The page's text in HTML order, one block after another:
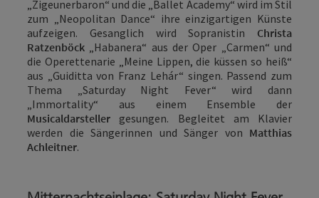
„Zigeunerbaron“ und die „Ballet Academy“ wird im Stil
zum „Neopolitan Dance“ ihre einzigartigen Künste
aufzeigen. Gesanglich wird Sopranistin Christa
Ratzenböck „Habanera“ aus der Oper „Carmen“ und
die Operettenarie „Meine Lippen, die küssen so heiß“
aus „Guiditta von Franz Lehár“ singen. Passend zum
Thema „Saturday Night Fever“ wird dann
„Immortality“ aus einem Ensemble der
Musicaldarsteller gesungen. Begleitet am Klavier
werden die Sängerinnen und Sänger von Matthias
Achleitner.